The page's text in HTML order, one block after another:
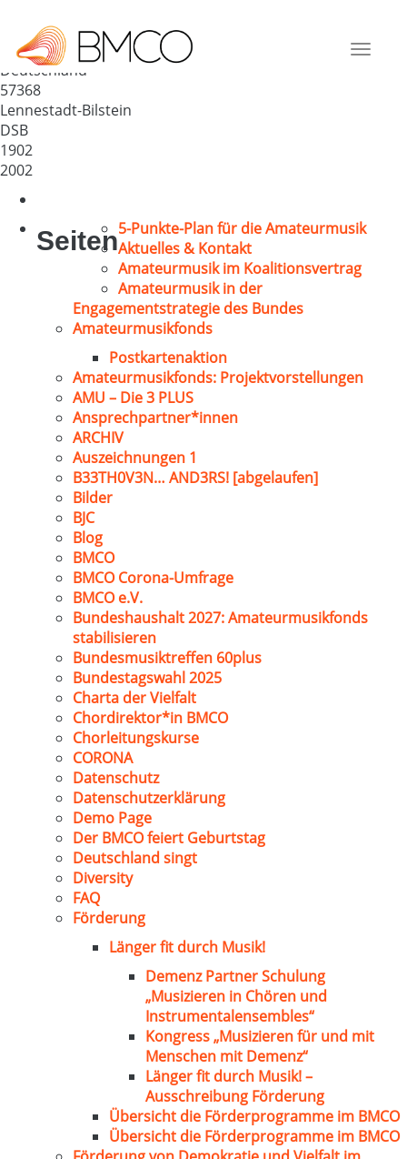
Toggle
e.V.
Deutschland
57368
Lennestadt-Bilstein
DSB
1902
2002
Seiten5-Punkte-Plan für die Amateurmusik
Aktuelles & Kontakt
Amateurmusik im Koalitionsvertrag
Amateurmusik in der
Engagementstrategie des Bundes
Amateurmusikfonds
Postkartenaktion
Amateurmusikfonds: Projektvorstellungen
AMU – Die 3 PLUS
Ansprechpartner*innen
ARCHIV
Auszeichnungen 1
B33TH0V3N… AND3RS! [abgelaufen]
Bilder
BJC
Blog
BMCO
BMCO Corona-Umfrage
BMCO e.V.
Bundeshaushalt 2027: Amateurmusikfonds
stabilisieren
Bundesmusiktreffen 60plus
Bundestagswahl 2025
Charta der Vielfalt
Chordirektor*in BMCO
Chorleitungskurse
CORONA
Datenschutz
Datenschutzerklärung
Demo Page
Der BMCO feiert Geburtstag
Deutschland singt
Diversity
FAQ
Förderung
Länger fit durch Musik!
Demenz Partner Schulung
„Musizieren in Chören und
Instrumentalensembles“
Kongress „Musizieren für und mit
Menschen mit Demenz“
Länger fit durch Musik! –
Ausschreibung Förderung
Übersicht die Förderprogramme im BMCO
Übersicht die Förderprogramme im BMCO